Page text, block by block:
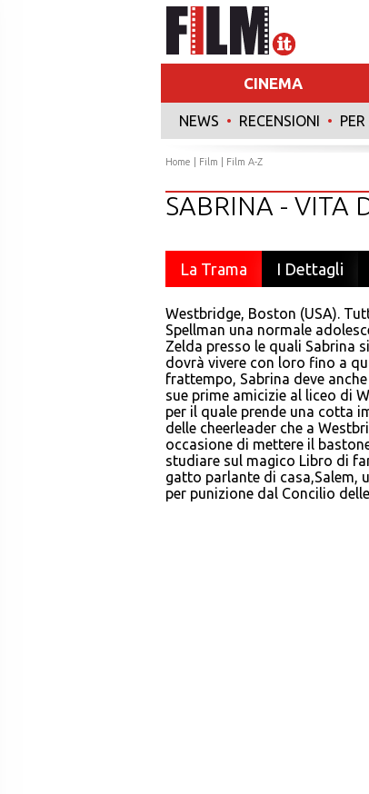
CINEMA
NEWS • RECENSIONI •
Home Film Film A-Z
SABRINA - VITA
La Trama I Dettagli
Westbridge, Boston (USA).
Spellman una normale
Zelda presso le quali Sabrina
dovrà vivere con loro fino a
frattempo, Sabrina deve
sue prime amicizie al liceo di
per il quale prende una cotta
delle cheerleader che a
occasione di mettere il
studiare sul magico Libro di
gatto parlante di casa,Salem,
per punizione dal Concilio